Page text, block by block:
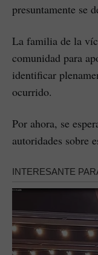
presuntamente se
La familia de la
comunidad para
identificar
ocurrido.
Por ahora, se
autoridades sobre